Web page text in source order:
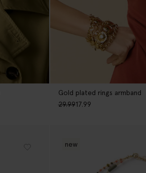
Gold plated rings armband
29.9917.99
new